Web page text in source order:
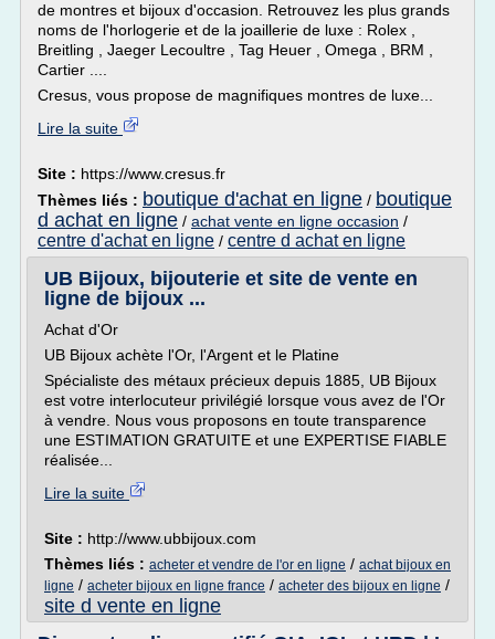
de montres et bijoux d'occasion. Retrouvez les plus grands
noms de l'horlogerie et de la joaillerie de luxe : Rolex ,
Breitling , Jaeger Lecoultre , Tag Heuer , Omega , BRM ,
Cartier ....
Cresus, vous propose de magnifiques montres de luxe...
Lire la suite
Site : https://www.cresus.fr
Thèmes liés : boutique d'achat en ligne / boutique
d achat en ligne / achat vente en ligne occasion /
centre d'achat en ligne / centre d achat en ligne
UB Bijoux, bijouterie et site de vente en
ligne de bijoux ...
Achat d'Or
UB Bijoux achète l'Or, l'Argent et le Platine
Spécialiste des métaux précieux depuis 1885, UB Bijoux
est votre interlocuteur privilégié lorsque vous avez de l'Or
à vendre. Nous vous proposons en toute transparence
une ESTIMATION GRATUITE et une EXPERTISE FIABLE
réalisée...
Lire la suite
Site : http://www.ubbijoux.com
Thèmes liés : acheter et vendre de l'or en ligne / achat bijoux en
ligne / acheter bijoux en ligne france / acheter des bijoux en ligne /
site d vente en ligne